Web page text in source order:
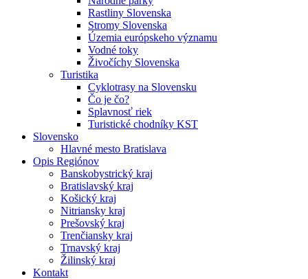
Rastliny Slovenska
Stromy Slovenska
Územia európskeho významu
Vodné toky
Živočíchy Slovenska
Turistika
Cyklotrasy na Slovensku
Čo je čo?
Splavnosť riek
Turistické chodníky KST
Slovensko
Hlavné mesto Bratislava
Opis Regiónov
Banskobystrický kraj
Bratislavský kraj
Košický kraj
Nitriansky kraj
Prešovský kraj
Trenčiansky kraj
Trnavský kraj
Žilinský kraj
Kontakt